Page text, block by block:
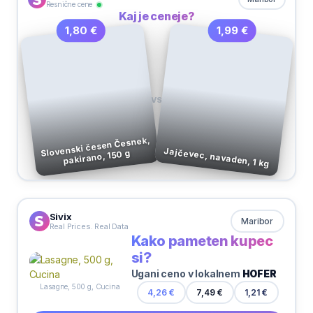
Resnične cene
Kaj je ceneje?
1,80 €
Slovenski česen Česnek,
pakirano, 150 g
VS
1,99 €
Jajčevec, navaden, 1 kg
Sivix
Real Prices. Real Data Maribor
Lasagne, 500 g, Cucina
Kako pameten kupec
si?
Ugani ceno v lokalnem HOFER
4,26 € 7,49 € 1,21 €